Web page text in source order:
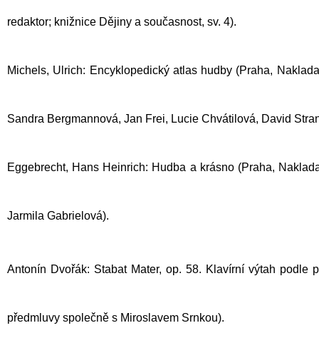
redaktor; knižnice Dějiny a současnost, sv. 4).
Michels, Ulrich: Encyklopedický atlas hudby (Praha,
Sandra Bergmannová, Jan Frei, Lucie Chvátilová, David
Eggebrecht, Hans Heinrich: Hudba a krásno (Praha,
Jarmila Gabrielová).
Antonín Dvořák: Stabat Mater, op. 58. Klavírní výtah podle
předmluvy společně s Miroslavem Srnkou).